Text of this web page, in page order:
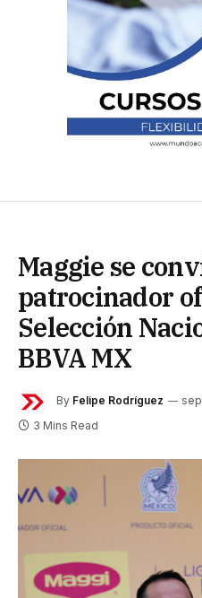
Maggie se
patrocinador
Selección
BBVA MX
By Felipe Rodríguez
3 Mins Read